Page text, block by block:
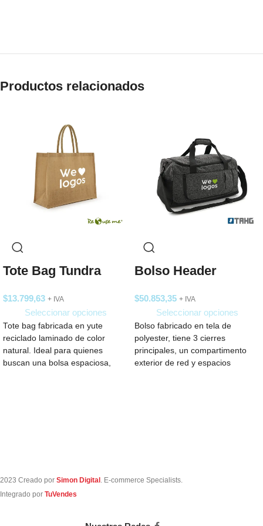
Productos relacionados
Tote Bag Tundra
$13.799,63 + IVA
Seleccionar opciones
Tote bag fabricada en yute
reciclado laminado de color
natural. Ideal para quienes
buscan una bolsa espaciosa,
Bolso Header
$50.853,35 + IVA
Seleccionar opciones
Bolso fabricado en tela de
polyester, tiene 3 cierres
principales, un compartimento
exterior de red y espacios
2023 Creado por Simon Digital . E-commerce Specialists.
Integrado por TuVendes